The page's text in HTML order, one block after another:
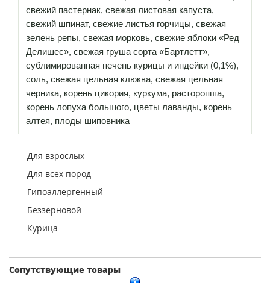
свежий пастернак, свежая листовая капуста,
свежий шпинат, свежие листья горчицы, свежая
зелень репы, свежая морковь, свежие яблоки «Ред
Делишес», свежая груша сорта «Бартлетт»,
сублимированная печень курицы и индейки (0,1%),
соль, свежая цельная клюква, свежая цельная
черника, корень цикория, куркума, расторопша,
корень лопуха большого, цветы лаванды, корень
алтея, плоды шиповника
Для взрослых
Для всех пород
Гипоаллергенный
Беззерновой
Курица
Сопутствующие товары